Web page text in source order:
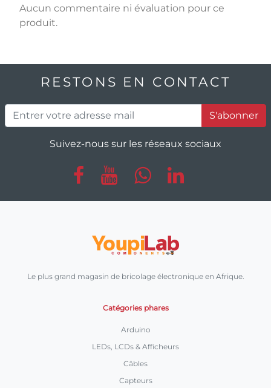
Aucun commentaire ni évaluation pour ce
produit.
RESTONS EN CONTACT
S'abonner
Suivez-nous sur les réseaux sociaux
Le plus grand magasin de bricolage électronique en Afrique.
Catégories phares
Arduino
LEDs, LCDs & Afficheurs
Câbles
Capteurs